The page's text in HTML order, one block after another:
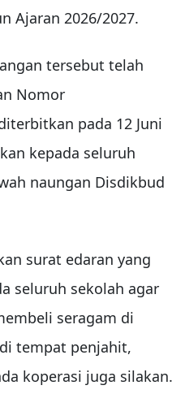
Ajaran 2026/2027.
tersebut telah
Nomor
pada 12 Juni
kepada seluruh
naungan Disdikbud
surat edaran yang
seluruh sekolah agar
seragam di
tempat penjahit,
koperasi juga silakan.